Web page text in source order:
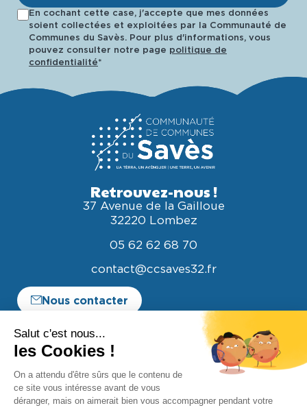
En cochant cette case, j'accepte que mes données
soient collectées et exploitées par la Communauté de
Communes du Savès. Pour plus d'informations, vous
pouvez consulter notre page politique de
confidentialité*
Retrouvez-nous !
37 Avenue de la Gailloue
32220 Lombez
05 62 62 68 70
contact@ccsaves32.fr
Nous contacter
Espace entreprise
Espace élus